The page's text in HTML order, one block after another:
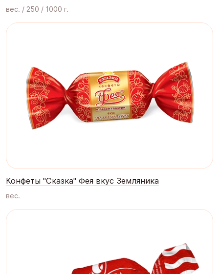
вес. / 250 / 1000 г.
Конфеты "Сказка" Фея вкус Земляника
вес.